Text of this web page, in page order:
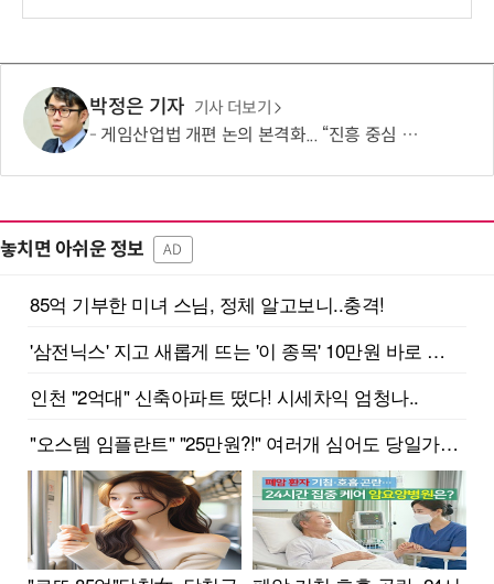
박정은 기자 기사 더보기
게임산업법 개편 논의 본격화... “진흥 중심 전환 속 세부 보완 필요”
놓치면 아쉬운 정보 AD